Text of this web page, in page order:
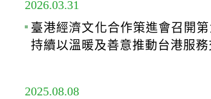
2026.03.31
臺港經濟文化合作策進會召開
持續以溫暖及善意推動台港服
2025.08.08